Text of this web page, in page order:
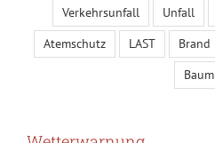
Verkehrsunfall
Unfall
Atemschutz
LAST Brand
Baum